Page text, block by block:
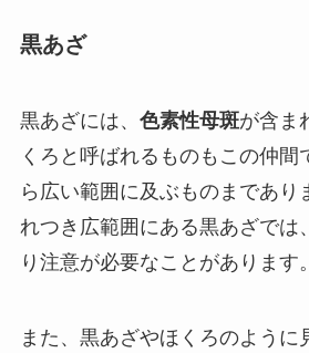
黒あざ
黒あざには、 色素性母斑が含ま
くろと呼ばれるものもこの仲間
ら広い範囲に及ぶものまであり
れつき広範囲にある黒あざでは
り注意が必要なことがあります。
また、黒あざやほくろのように